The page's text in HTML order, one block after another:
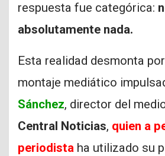
respuesta fue categórica:
absolutamente nada.
Esta realidad desmonta
montaje mediático
Sánchez, director del
Central Noticias, quien a
periodista ha utilizado su